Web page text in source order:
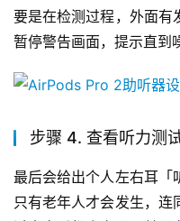
要是在检测过程，外面有
暂停警告画面，提示直到
步骤 4. 查看听力测
最后会给出个人左右耳「
只有老年人才会发生，